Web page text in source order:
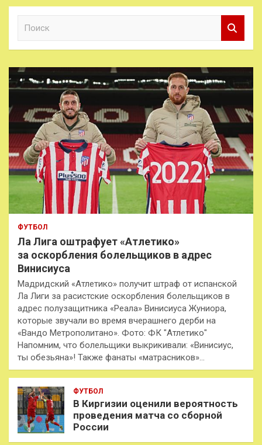
к
ФУТБОЛ
Ла Лига оштрафует «Атлетико»
за оскорбления болельщиков в адрес
Винисиуса
Мадридский «Атлетико» получит штраф от испанской
Ла Лиги за расистские оскорбления болельщиков в
адрес полузащитника «Реала» Винисиуса Жуниора,
которые звучали во время вчерашнего дерби на
«Вандо Метрополитано». Фото: ФК "Атлетико"
Напомним, что болельщики выкрикивали: «Винисиус,
ты обезьяна»! Также фанаты «матрасников»…
ФУТБОЛ
В Киргизии оценили вероятность
проведения матча со сборной
России